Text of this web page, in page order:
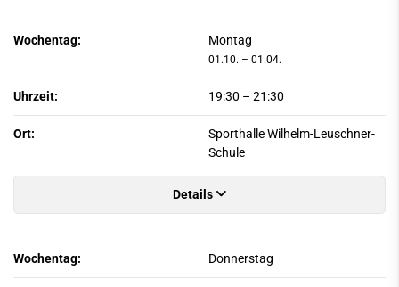
Wochentag: Montag
01.10. – 01.04.
Uhrzeit: 19:30 – 21:30
Ort:
Sporthalle Wilhelm-Leuschner-
Schule
Details
Wochentag: Donnerstag